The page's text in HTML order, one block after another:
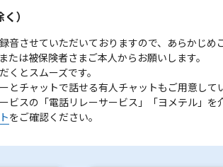
）
させていただいておりますので、あらかじめ
は被保険者さまご本人からお願いします。
とスムーズです。
チャットで話せる有人チャットもご用意して
スの「電話リレーサービス」「ヨメテル」を
をご確認ください。